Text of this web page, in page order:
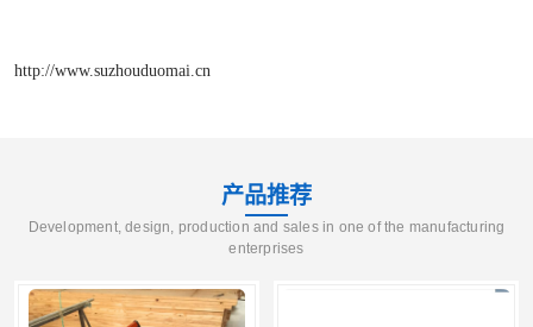
http://www.suzhouduomai.cn
产品推荐
Development, design, production and sales in one of the manufacturing
enterprises